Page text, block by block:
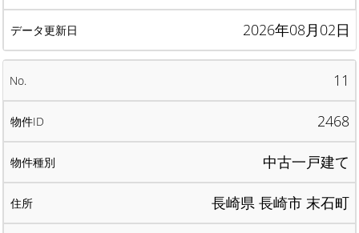
2026年08月02日
11
2468
中古一戸建て
長崎県 長崎市 末石町